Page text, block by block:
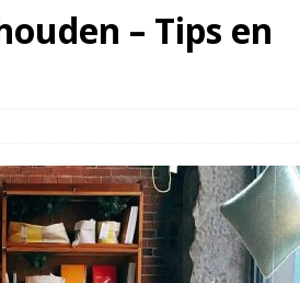
– Tips en